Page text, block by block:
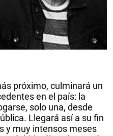
próximo, culminará un
en el país: la
solo una, desde
Llegará así a su fin
y muy intensos meses